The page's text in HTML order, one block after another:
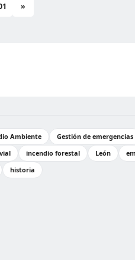
»
Ambiente Gestión de emergencias
incendio forestal León
historia